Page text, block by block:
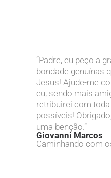
“Padre, eu peço a
bondade genuínas
Jesus! Ajude-me
eu, sendo mais
retribuirei com
possíveis!
uma benção.”
Giovanni Marcos
Caminhando com